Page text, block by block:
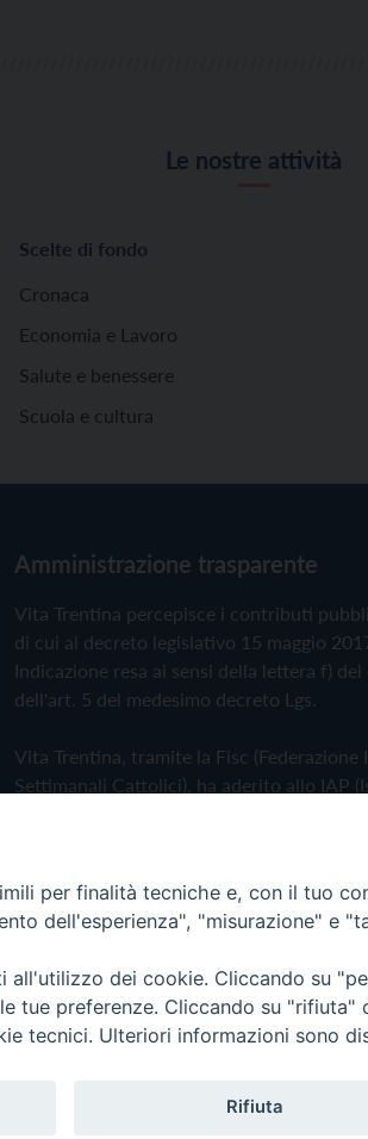
Le nostre attività
Scelte di fondo
Cronaca
Economia e Lavoro
Salute e benessere
Scuola e cultura
Amministrazione trasparente
Vita Trentina percepisce i contributi
di cui al decreto legislativo 15 maggio
Indicazione resa ai sensi della lettera f) del
dell'art. 5 del medesimo decreto Lgs.
Vita Trentina, tramite la Fisc (Federazione
Settimanali Cattolici), ha aderito allo IAP
Privacy Policy Cookie Policy
Editrice
per finalità tecniche e, con il tuo
dell'esperienza", "misurazione" e
all'utilizzo dei cookie. Cliccando su
tue preferenze. Cliccando su
tecnici. Ulteriori informazioni sono
Rifiuta